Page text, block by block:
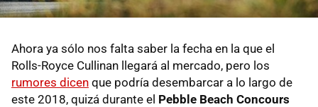
Ahora ya sólo nos falta saber la fecha en la que el
Rolls-Royce Cullinan llegará al mercado, pero los
rumores dicen que podría desembarcar a lo largo de
este 2018, quizá durante el Pebble Beach Concours